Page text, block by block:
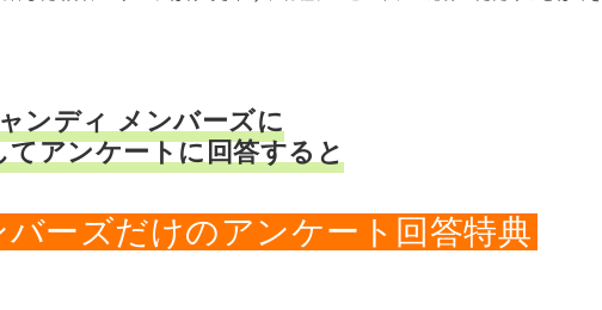
ンディ メンバーズに
アンケートに回答すると
ーズだけのアンケート回答特典